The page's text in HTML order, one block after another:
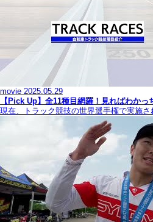
movie 2025.05.29
【Pick Up】全11種目網羅！見ればわか
現在、トラック競技の世界選手権で実施